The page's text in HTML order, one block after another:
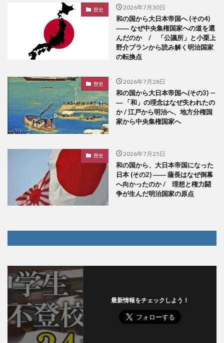
歴史 2026年7月30日
和の国から大日本帝国へ (その4)
―― なぜ中央集権国家への道を選
んだのか / 「公議所」と小栗上
野介プランから読み解く明治国家
の転換点
歴史 2026年7月28日
和の国から大日本帝国へ(その3) —
― 「和」の理念はなぜ失われたの
か / 江戸から明治へ、地方分権国
家から中央集権国家へ
歴史 2026年7月25日
和の国から、大日本帝国になった
日本 (その2) ―― 薩長はなぜ倒幕
へ向かったのか / 理想と権力闘
争が生んだ明治国家の原点
最新情報をチェックしよう！